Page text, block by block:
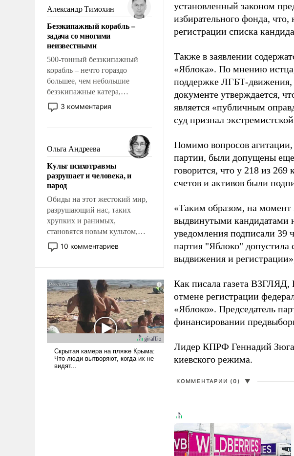
образованных людей. Иногда
казалось, что эти вопросы
решены раз и навсегда, но –
нет, не решены.
Александр Тимохин
Безэкипажный корабль –
задача со многими
неизвестными
500-тонный безэкипажный
корабль – нечто гораздо
большее, чем небольшие
безэкипажные катера,
применение которых уже
стало обыденностью. Задача по
сложна и амбициозна. Однако
и ее реализация радикально
поднимет наши боевые
возможности.
3 комментария
Ольга Андреева
Культ психотравмы
разрушает и человека, и
народ
Обиды на этот жестокий мир,
разрушающий нас, таких
хрупких и ранимых,
становятся новым культом,
постепенно вытесняя и
отменяя традиционное
ударами судьбы, брать на себя
ответственность, помогать
слабым, идти вперед и
адаптироваться.
10 комментариев
установленный законом
избирательного фонда, что,
регистрации списка
Также в заявлении
«Яблока». По мнению
поддержке ЛГБТ-
документе утверждается,
является «публичным
суд признал
Помимо вопросов
партии, были допущены еще
говорится, что у 218 из
счетов и активов были
«Таким образом, на момент
выдвинутыми кандидатами
уведомления подписали 39
партия "Яблоко" допустила
выдвижения и
Как писала газета ВЗГЛЯД,
отмене регистрации
«Яблоко». Председатель
финансировании
Лидер КПРФ Геннадий
киевского режима.
КОММЕНТАРИИ (0) ▼